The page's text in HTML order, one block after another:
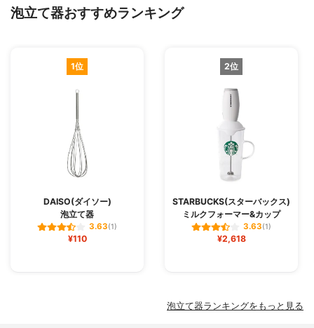
泡立て器おすすめランキング
1位
DAISO(ダイソー)
泡立て器
3.63(1)
¥110
2位
STARBUCKS(スターバックス)
ミルクフォーマー&カップ
3.63(1)
¥2,618
泡立て器ランキングをもっと見る